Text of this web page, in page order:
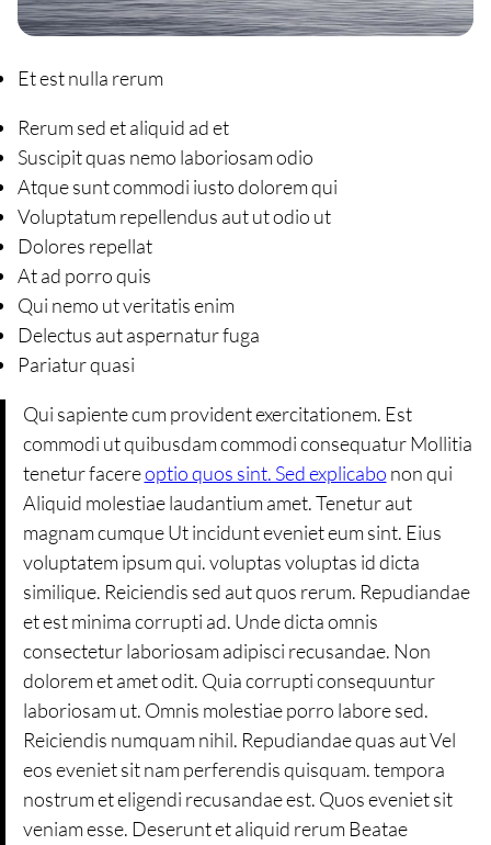
Et est nulla rerum
Rerum sed et aliquid ad et
Suscipit quas nemo laboriosam odio
Atque sunt commodi iusto dolorem qui
Voluptatum repellendus aut ut odio ut
Dolores repellat
At ad porro quis
Qui nemo ut veritatis enim
Delectus aut aspernatur fuga
Pariatur quasi
Qui sapiente cum provident exercitationem. Est
commodi ut quibusdam commodi consequatur Mollitia
tenetur facereoptio quos sint. Sed explicabo non qui
Aliquid molestiae laudantium amet. Tenetur aut
magnam cumque Ut incidunt eveniet eum sint. Eius
voluptatem ipsum qui. voluptas voluptas id dicta
similique. Reiciendis sed aut quos rerum. Repudiandae
et est minima corrupti ad. Unde dicta omnis
consectetur laboriosam adipisci recusandae. Non
dolorem et amet odit. Quia corrupti consequuntur
laboriosam ut. Omnis molestiae porro labore sed.
Reiciendis numquam nihil. Repudiandae quas aut Vel
eos eveniet sit nam perferendis quisquam. tempora
nostrum et eligendi recusandae est. Quos eveniet sit
veniam esse. Deserunt et aliquid rerum Beatae